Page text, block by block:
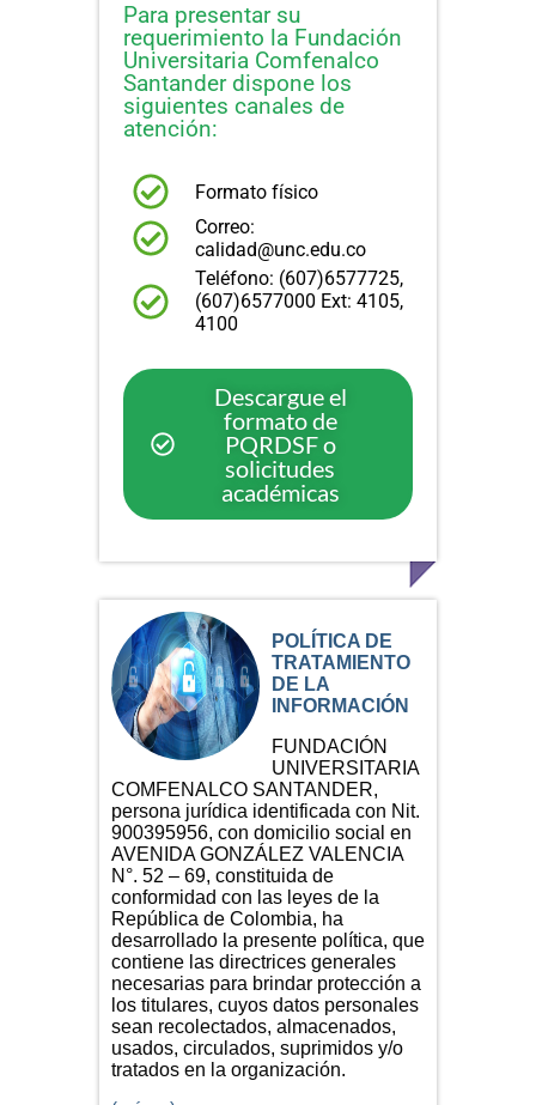
Para presentar su
requerimiento la Fundación
Universitaria Comfenalco
Santander dispone los
siguientes canales de
atención:
Formato físico
Correo:
calidad@unc.edu.co
Teléfono: (607)6577725,
(607)6577000 Ext: 4105,
4100
Descargue el
formato de
PQRDSF o
solicitudes
académicas
POLÍTICA DE
TRATAMIENTO
DE LA
INFORMACIÓN
FUNDACIÓN
UNIVERSITARIA
COMFENALCO SANTANDER,
persona jurídica identificada con Nit.
900395956, con domicilio social en
AVENIDA GONZÁLEZ VALENCIA
N°. 52 – 69, constituida de
conformidad con las leyes de la
República de Colombia, ha
desarrollado la presente política, que
contiene las directrices generales
necesarias para brindar protección a
los titulares, cuyos datos personales
sean recolectados, almacenados,
usados, circulados, suprimidos y/o
tratados en la organización.